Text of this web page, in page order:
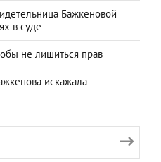
Бажкеновой
в суде
не лишиться прав
искажала